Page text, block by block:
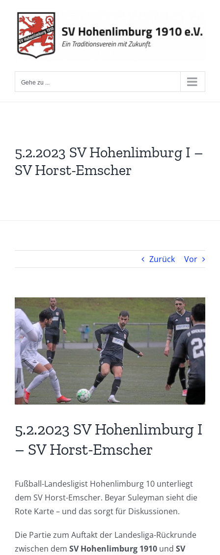
Inhalt
springen
Gehe zu ...
5.2.2023 SV Hohenlimburg I –
SV Horst-Emscher
Zurück Vor
5.2.2023 SV Hohenlimburg I
– SV Horst-Emscher
Fußball-Landesligist Hohenlimburg 10 unterliegt
dem SV Horst-Emscher. Beyar Suleyman sieht die
Rote Karte – und das sorgt für Diskussionen.
Die Partie zum Auftakt der Landesliga-Rückrunde
zwischen dem SV Hohenlimburg 1910 und SV